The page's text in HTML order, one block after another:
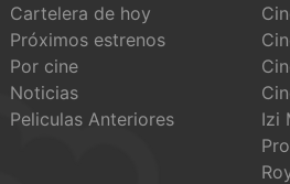
Cartelera de hoy
Próximos estrenos
Por cine
Noticias
Peliculas Anteriores
Izi